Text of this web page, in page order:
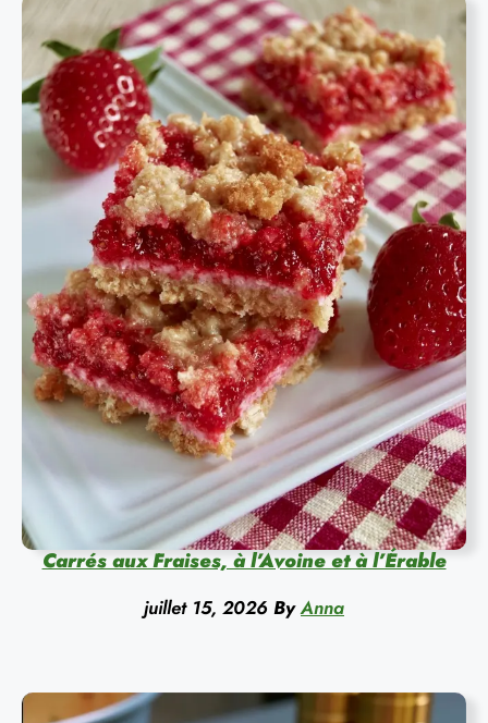
Carrés aux Fraises, à l’Avoine et à l’Érable
juillet 15, 2026 By Anna